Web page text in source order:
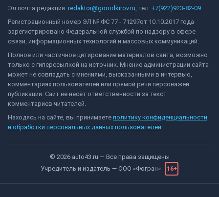
Эл.почта редакции: redaktor@gorodkirov.ru, тел: +7(922)923-82-09
Регистрационный номер ЭЛ № ФС 77 - 71297от 10.10.2017 года
зарегистрировано Федеральной службой по надзору в сфере
связи, информационных технологий и массовых коммуникаций.
Полное или частичное цитирование материалов сайта, возможно
только с гиперссылкой на источник. Мнение администрации сайта
может не совпадать с мнениями, высказанными в интервью,
комментариях пользователей или прямой речи персонажей
публикаций. Сайт не несёт ответственности за текст
комментариев читателей.
Находясь на сайте, вы принимаете политику конфиденциальности
и обработки персональных данных пользователей
© 2026 auto43.ru — Все права защищены
Учредитель и издатель — ООО «Фогран» 16+